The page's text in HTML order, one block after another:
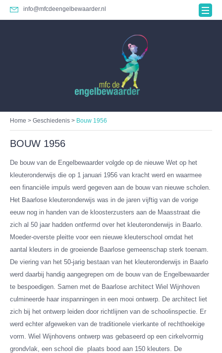
info@mfcdeengelbewaarder.nl
Home > Geschiedenis > Bouw 1956
BOUW 1956
De bouw van de Engelbewaarder volgde op de nieuwe Wet op het
kleuteronderwijs die op 1 januari 1956 van kracht werd en waarmee
een financiële impuls werd gegeven aan de bouw van nieuwe scholen.
Het Baarlose kleuteronderwijs was in de jaren vijftig van de vorige
eeuw nog in handen van de kloosterzusters aan de Maasstraat die
zich al 50 jaar hadden ontfermd over het kleuteronderwijs in Baarlo.
Moeder-overste pleitte voor een nieuwe kleuterschool omdat het
aantal kleuters in de groeiende Baarlose gemeenschap sterk toenam.
De viering van het 50-jarig bestaan van het kleuteronderwijs in Baarlo
werd daarbij handig aangegrepen om de bouw van de Engelbewaarder
te bespoedigen. Samen met de Baarlose architect Wiel Wijnhoven
culmineerde haar inspanningen in een mooi ontwerp. De architect liet
zich bij het ontwerp leiden door richtlijnen van de schoolinspectie. Er
werd echter afgeweken van de traditionele vierkante of rechthoekige
vorm. Wiel Wijnhovens ontwerp was gebaseerd op een cirkelvormig
grondvlak, een school die plaats bood aan 150 kleuters. De